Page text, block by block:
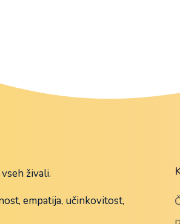
živali.
empatija, učinkovitost,